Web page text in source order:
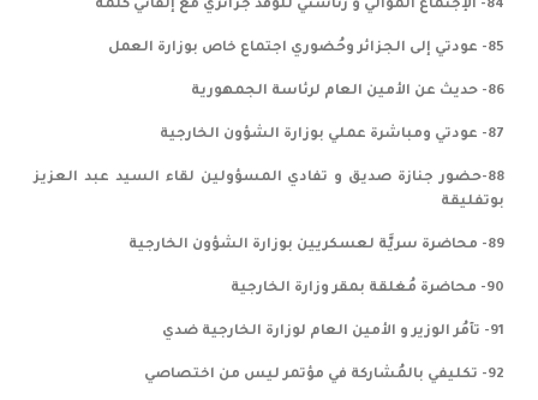
84- الإجتماع الموالي و رئاستي للوفد جزائري مع إلقائي كلمة
85- عودتي إلى الجزائر وحُضوري اجتماع خاص بوزارة العمل
86- حديث عن الأمين العام لرئاسة الجمهورية
87- عودتي ومباشرة عملي بوزارة الشؤون الخارجية
88-حضور جنازة صديق و تفادي المسؤولين لقاء السيد عبد العزيز
بوتفليقة
89- محاضرة سريَّة لعسكريين بوزارة الشؤون الخارجية
90- محاضرة مُغلقة بمقر وزارة الخارجية
91- تآمُر الوزير و الأمين العام لوزارة الخارجية ضدي
92- تكليفي بالمُشاركة في مؤتمر ليس من اختصاصي